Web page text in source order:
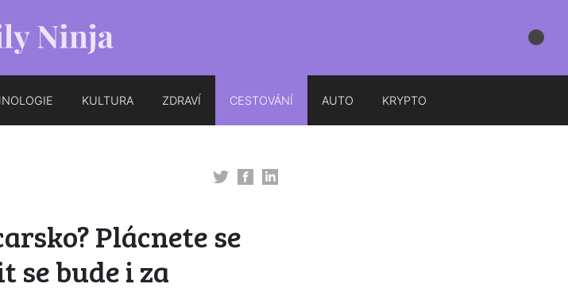
KULTURA ZDRAVÍ CESTOVÁNÍ AUTO KRYPTO
Plácnete se
se bude i za